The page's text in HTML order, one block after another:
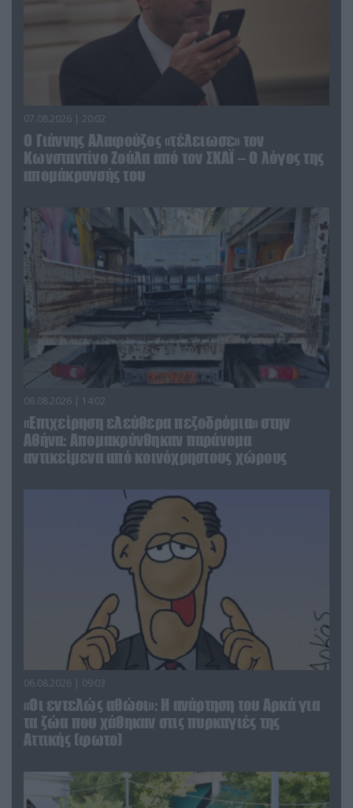
07.08.2026 | 20:02
Ο Γιάννης Αλαφούζος «τέλειωσε» τον
Κωνσταντίνο Ζούλα από τον ΣΚΑΪ – Ο λόγος της
απομάκρυνσής του
06.08.2026 | 14:02
«Επιχείρηση ελεύθερα πεζοδρόμια» στην
Αθήνα: Απομακρύνθηκαν παράνομα
αντικείμενα από κοινόχρηστους χώρους
06.08.2026 | 09:03
«Οι εντελώς αθώοι»: Η ανάρτηση του Αρκά για
τα ζώα που χάθηκαν στις πυρκαγιές της
Αττικής (φωτο)